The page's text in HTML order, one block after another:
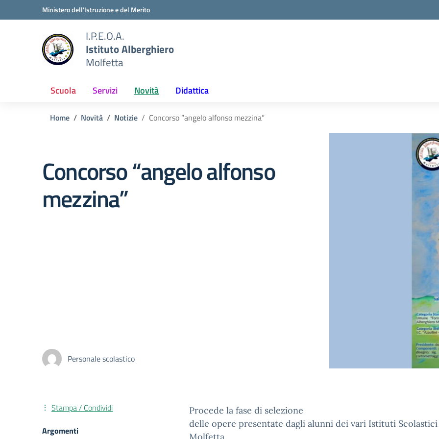
Vai ai contenuti
Vai al menu di navigazioneMinistero dell'Istruzione e del Merito
I.P.E.O.A.
Istituto Alberghiero
Molfetta
Scuola Servizi Novità Didattica
Home Novità Notizie Concorso “angelo alfonso mezzina”
Concorso “angelo alfonso
mezzina”
Personale scolastico
Procede la fase di selezione
delle opere presentate dagli alunni dei vari Istituti
Stampa / Condividi
Argomenti